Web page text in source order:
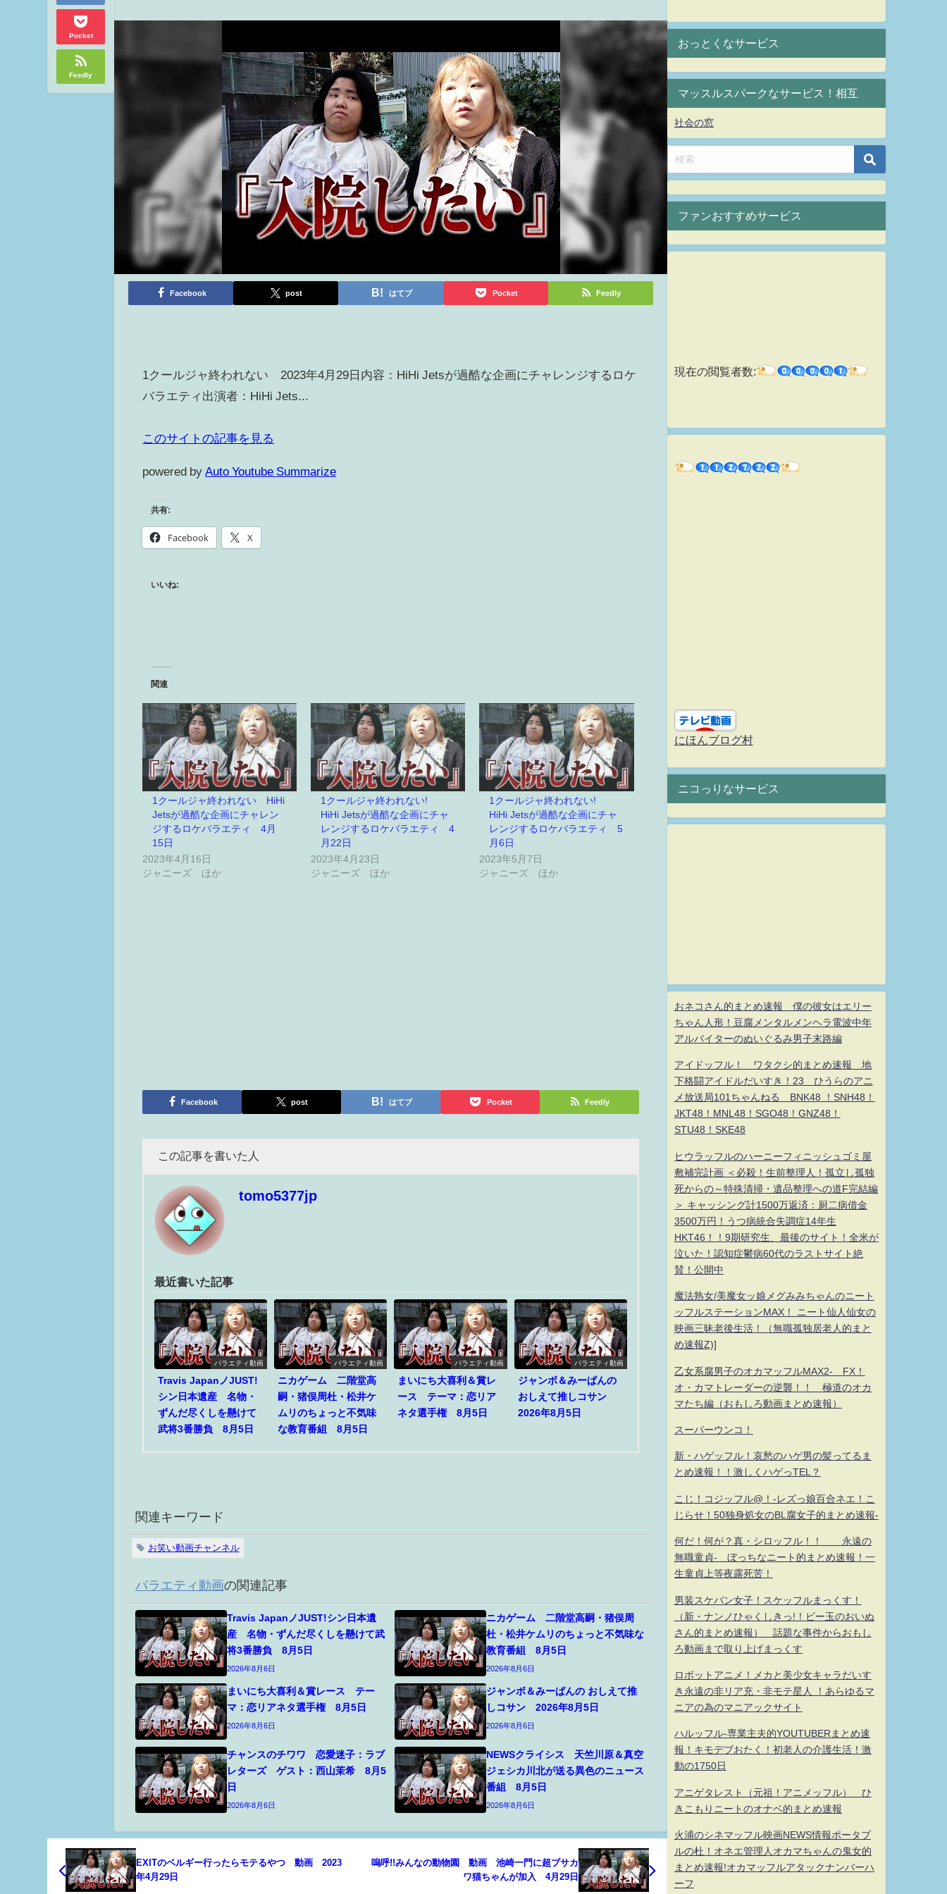
Pocket
Feedly
Facebook post はてブ Pocket Feedly
1クールジャ終われない 2023年4月29日内容：HiHi Jetsが過酷な企画にチャレンジするロケ
バラエティ出演者：HiHi Jets...
このサイトの記事を見る
powered by Auto Youtube Summarize
共有:
Facebook X
いいね:
関連
1クールジャ終われない HiHi
Jetsが過酷な企画にチャレン
ジするロケバラエティ 4月
15日
2023年4月16日
ジャニーズ ほか
1クールジャ終われない!
HiHi Jetsが過酷な企画にチャ
レンジするロケバラエティ 4
月22日
2023年4月23日
ジャニーズ ほか
1クールジャ終われない!
HiHi Jetsが過酷な企画にチャ
レンジするロケバラエティ 5
月6日
2023年5月7日
ジャニーズ ほか
Facebook post はてブ Pocket Feedly
この記事を書いた人
tomo5377jp
最近書いた記事
バラエティ動画
Travis JapanノJUST!
シン日本遺産 名物・
ずんだ尽くしを懸けて
武将3番勝負 8月5日
バラエティ動画
ニカゲーム 二階堂高
嗣・猪俣周杜・松井ケ
ムリのちょっと不気味
な教育番組 8月5日
バラエティ動画
まいにち大喜利＆賞レ
ース テーマ：恋リア
ネタ選手権 8月5日
バラエティ動画
ジャンボ＆みーぱんの
おしえて推しコサン
2026年8月5日
関連キーワード
お笑い動画チャンネル
バラエティ動画の関連記事
Travis JapanノJUST!シン日本遺
産 名物・ずんだ尽くしを懸けて武
将3番勝負 8月5日
2026年8月6日
ニカゲーム 二階堂高嗣・猪俣周
杜・松井ケムリのちょっと不気味な
教育番組 8月5日
2026年8月6日
まいにち大喜利＆賞レース テー
マ：恋リアネタ選手権 8月5日
2026年8月6日
ジャンボ＆みーぱんの おしえて推
しコサン 2026年8月5日
2026年8月6日
チャンスのチワワ 恋愛迷子：ラブ
レターズ ゲスト：西山茉希 8月5
日
2026年8月6日
NEWSクライシス 天竺川原＆真空
ジェシカ川北が送る異色のニュース
番組 8月5日
2026年8月6日
EXITのベルギー行ったらモテるやつ 動画 2023
年4月29日
嗚呼!!みんなの動物園 動画 池崎一門に超ブサカ
ワ猫ちゃんが加入 4月29日
おっとくなサービス
マッスルスパークなサービス！相互
社会の窓
ファンおすすめサービス
現在の閲覧者数:
にほんブログ村
ニコっりなサービス
おネコさん的まとめ速報 僕の彼女はエリー
ちゃん人形！豆腐メンタルメンヘラ電波中年
アルバイターのぬいぐるみ男子末路編
アイドッフル！ ワタクシ的まとめ速報 地
下格闘アイドルだいすき！23 ひうらのアニ
メ放送局101ちゃんねる BNK48 ！SNH48！
JKT48！MNL48！SGO48！GNZ48！
STU48！SKE48
ヒウラッフルのハーニーフィニッシュゴミ屋
敷補完計画 ＜必殺！生前整理人！孤立し孤独
死からの～特殊清掃・遺品整理への道F完結編
＞ キャッシング計1500万返済：厨二病借金
3500万円！うつ病統合失調症14年生
HKT46！！9期研究生、最後のサイト！全米が
泣いた！認知症鬱病60代のラストサイト絶
賛！公開中
魔法熟女/美魔女ッ娘メグみみちゃんのニート
ッフルステーションMAX！ ニート仙人仙女の
映画三昧老後生活！（無職孤独居老人的まと
め速報Z)]
乙女系腐男子のオカマッフルMAX2- FX！
オ・カマトレーダーの逆襲！！ 極道のオカ
マたち編（おもしろ動画まとめ速報）
スーパーウンコ！
新・ハゲッフル！哀愁のハゲ男の髪ってるま
とめ速報！！激しくハゲっTEL？
こじ！コジッフル@！-レズっ娘百合ネエ！こ
じらせ！50独身処女のBL腐女子的まとめ速報-
何だ！何が？真・シロッフル！！ 永遠の
無職童貞- ぼっちなニート的まとめ速報！一
生童貞上等夜露死苦！
男装スケバン女子！スケッフルまっくす！
（新・ナンノひゃくしきっ!！ビー玉のおいぬ
さん的まとめ速報） 話題な事件からおもし
ろ動画まで取り上げまっくす
ロボットアニメ！メカと美少女キャラだいす
き永遠の非リア充・非モテ星人 ！あらゆるマ
ニアの為のマニアックサイト
ハルッフル-専業主夫的YOUTUBERまとめ速
報！キモデブおたく！初老人の介護生活！激
動の1750日
アニゲタレスト（元祖！アニメッフル） ひ
きこもりニートのオナベ的まとめ速報
火浦のシネマッフル映画NEWS情報ポータブ
ルの杜！オネエ管理人オカマちゃんの鬼女的
まとめ速報!オカマッフルアタックナンバーハ
ーフ